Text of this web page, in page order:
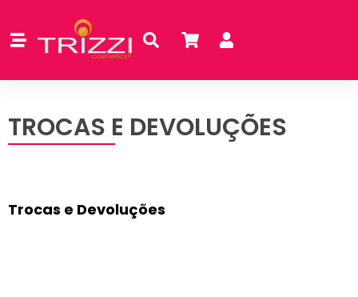
TROCAS E DEVOLUÇÕES
Trocas e Devoluções